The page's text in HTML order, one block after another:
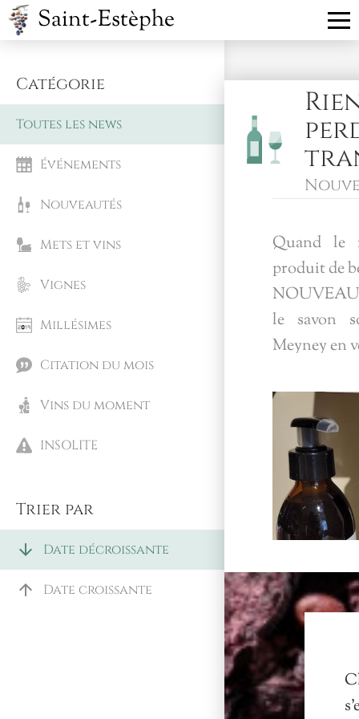
Saint-Estèphe
Catégorie
Toutes les news
Événements
Nouveautés
Mets et vins
Vignes
Millésimes
Citation du mois
Vins du moment
INSOLITE
Trier par
arrow_downward Date décroissante
arrow_upward Date croissante
Quand le
produit de
le savon
Meyney en